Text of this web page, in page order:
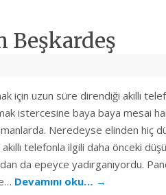
Beşkardeş
için uzun süre direndiği akıllı
istercesine baya baya mesai
Neredeyse elinden hiç
telefonla ilgili daha önceki
da epeyce yadırganıyordu.
Devamını oku… →